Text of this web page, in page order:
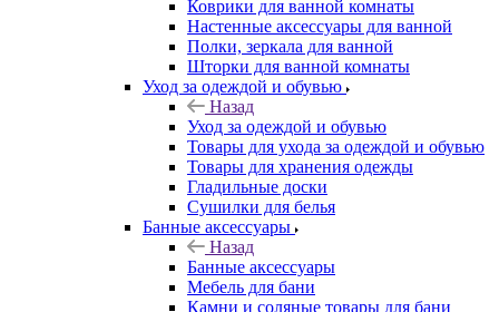
Коврики для ванной комнаты
Настенные аксессуары для ванной
Полки, зеркала для ванной
Шторки для ванной комнаты
Уход за одеждой и обувью
Назад
Уход за одеждой и обувью
Товары для ухода за одеждой и обувью
Товары для хранения одежды
Гладильные доски
Сушилки для белья
Банные аксессуары
Назад
Банные аксессуары
Мебель для бани
Камни и соляные товары для бани